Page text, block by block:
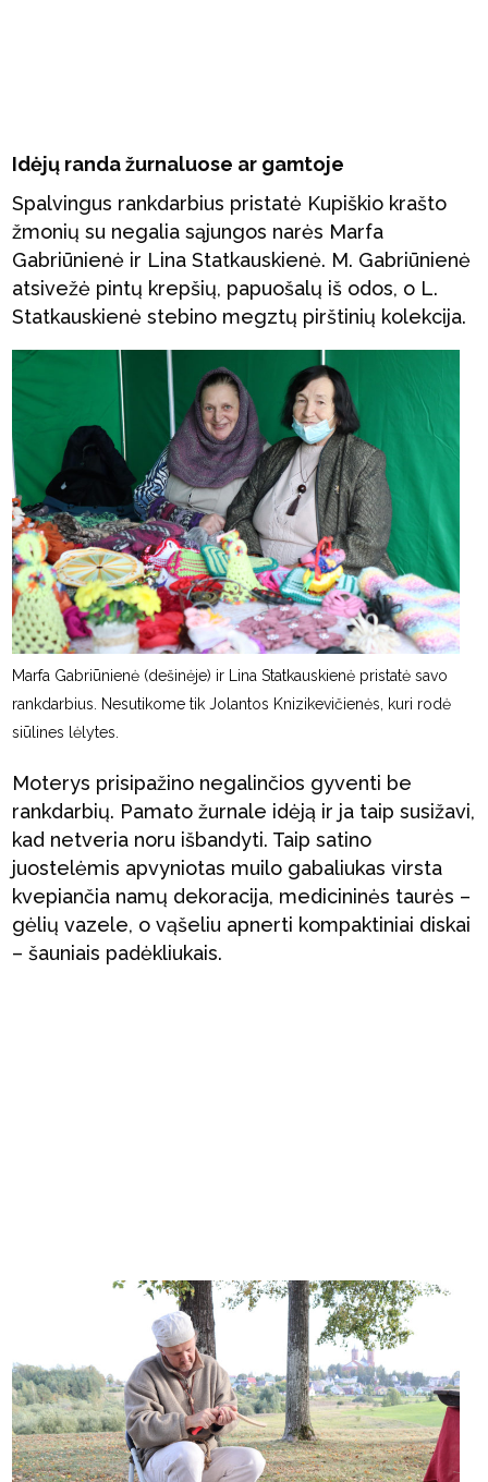
Idėjų randa žurnaluose ar gamtoje
Spalvingus rankdarbius pristatė Kupiškio krašto
žmonių su negalia sąjungos narės Marfa
Gabriūnienė ir Lina Statkauskienė. M. Gabriūnienė
atsivežė pintų krepšių, papuošalų iš odos, o L.
Statkauskienė stebino megztų pirštinių kolekcija.
Marfa Gabriūnienė (dešinėje) ir Lina Statkauskienė pristatė savo
rankdarbius. Nesutikome tik Jolantos Knizikevičienės, kuri rodė
siūlines lėlytes.
Moterys prisipažino negalinčios gyventi be
rankdarbių. Pamato žurnale idėją ir ja taip susižavi,
kad netveria noru išbandyti. Taip satino
juostelėmis apvyniotas muilo gabaliukas virsta
kvepiančia namų dekoracija, medicininės taurės –
gėlių vazele, o vąšeliu apnerti kompaktiniai diskai
– šauniais padėkliukais.